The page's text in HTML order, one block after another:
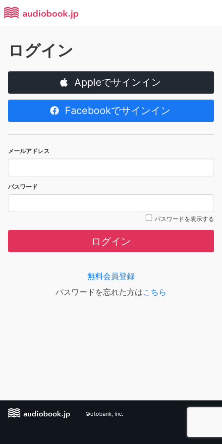
ログイン
Appleでサインイン
Facebookでサインイン
メールアドレス
パスワード
パスワードを表示する
ログイン
無料会員登録
パスワードを忘れた方はこちら
©otobank, Inc.